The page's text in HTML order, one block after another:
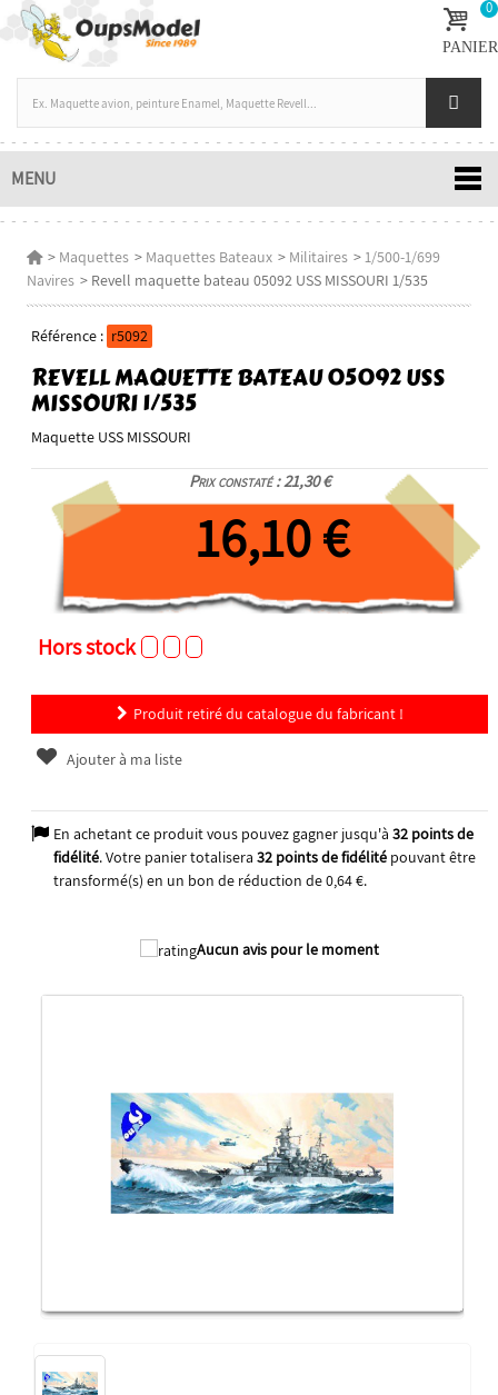
0
PANIER
MENU
> Maquettes > Maquettes Bateaux > Militaires >1/500-1/699
Navires > Revell maquette bateau 05092 USS MISSOURI 1/535
Référence : r5092
REVELL MAQUETTE BATEAU 05092 USS
MISSOURI 1/535
Maquette USS MISSOURI
Prix constaté : 21,30 €
16,10 €
Hors stock
Produit retiré du catalogue du fabricant !
Ajouter à ma liste
En achetant ce produit vous pouvez gagner jusqu'à 32points de
fidélité. Votre panier totalisera 32points de fidélitépouvant être
transformé(s) en un bon de réduction de0,64 €.
Aucun avis pour le moment